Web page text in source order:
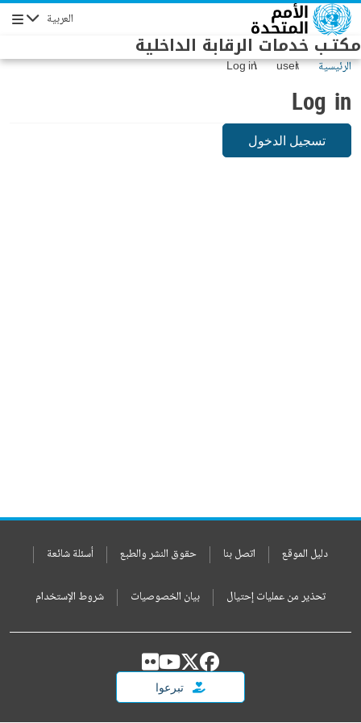
Skip to main content العربية
مكتـب خدمات الرقابة الداخلية
الرئيسية user
Log in
Log in
تسجيل الدخول
دليل الموقع اتصل بنا حقوق النشر والطبع أسئلة شائعة
تحذير من عمليات إحتيال بيان الخصوصيات شروط الإستخدام
تبرعوا